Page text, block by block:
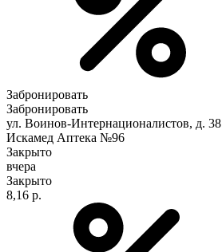
Забронировать
Забронировать
ул. Воинов-Интернационалистов, д. 38
Искамед Аптека №96
Закрыто
вчера
Закрыто
8,16 р.